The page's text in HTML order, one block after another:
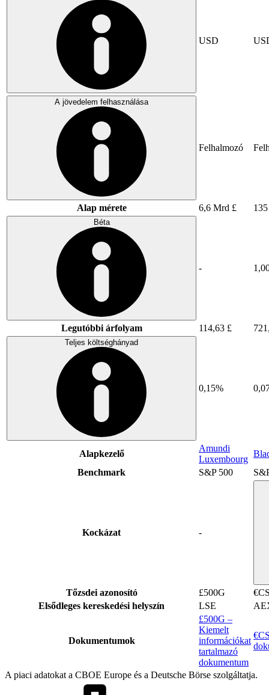
USD
A jövedelem felhasználása
Felhalmozó
Alap mérete 6,6 Mrd £
Béta
-
Legutóbbi árfolyam 114,63 £
Teljes költséghányad
0,15%
Alapkezelő
Amundi
Luxembourg
Benchmark
S&P 500
Kockázat -
Tőzsdei azonosító £500G
Elsődleges kereskedési helyszín
LSE
Dokumentumok
£500G –
Kiemelt
információkat
tartalmazó
dokumentum
A piaci adatokat a CBOE Europe és a Deutsche Börse szolgáltatja.